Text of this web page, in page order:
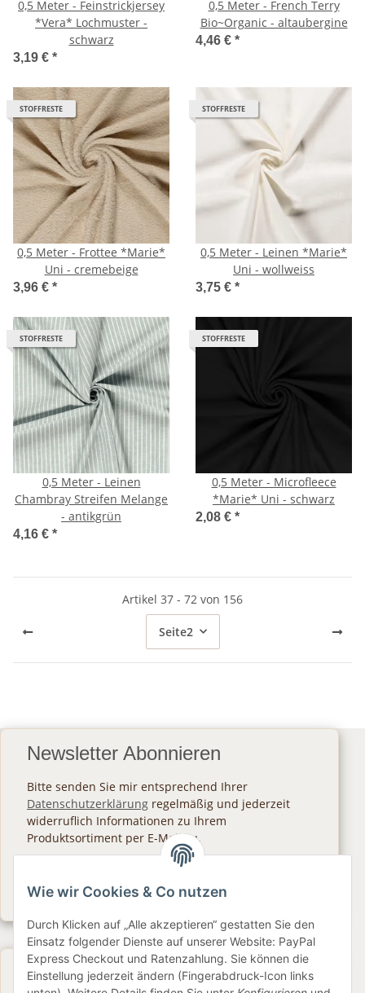
0,5 Meter - Feinstrickjersey
*Vera* Lochmuster -
schwarz
3,19 € *
0,5 Meter - French Terry
Bio~Organic - altaubergine
4,46 € *
STOFFRESTE
0,5 Meter - Frottee *Marie*
Uni - cremebeige
3,96 € *
STOFFRESTE
0,5 Meter - Leinen *Marie*
Uni - wollweiss
3,75 € *
STOFFRESTE
0,5 Meter - Leinen
Chambray Streifen Melange
- antikgrün
4,16 € *
STOFFRESTE
0,5 Meter - Microfleece
*Marie* Uni - schwarz
2,08 € *
Artikel 37 - 72 von 156
Seite2
Newsletter Abonnieren
Bitte senden Sie mir entsprechend Ihrer
Datenschutzerklärung regelmäßig und jederzeit
widerruflich Informationen zu Ihrem
Produktsortiment per E-Mail zu.
Newsletter Abonnieren
Gesetzliche Informationen
Wie wir Cookies & Co nutzen
Durch Klicken auf „Alle akzeptieren“ gestatten Sie den
Einsatz folgender Dienste auf unserer Website: PayPal
Express Checkout und Ratenzahlung. Sie können die
Einstellung jederzeit ändern (Fingerabdruck-Icon links